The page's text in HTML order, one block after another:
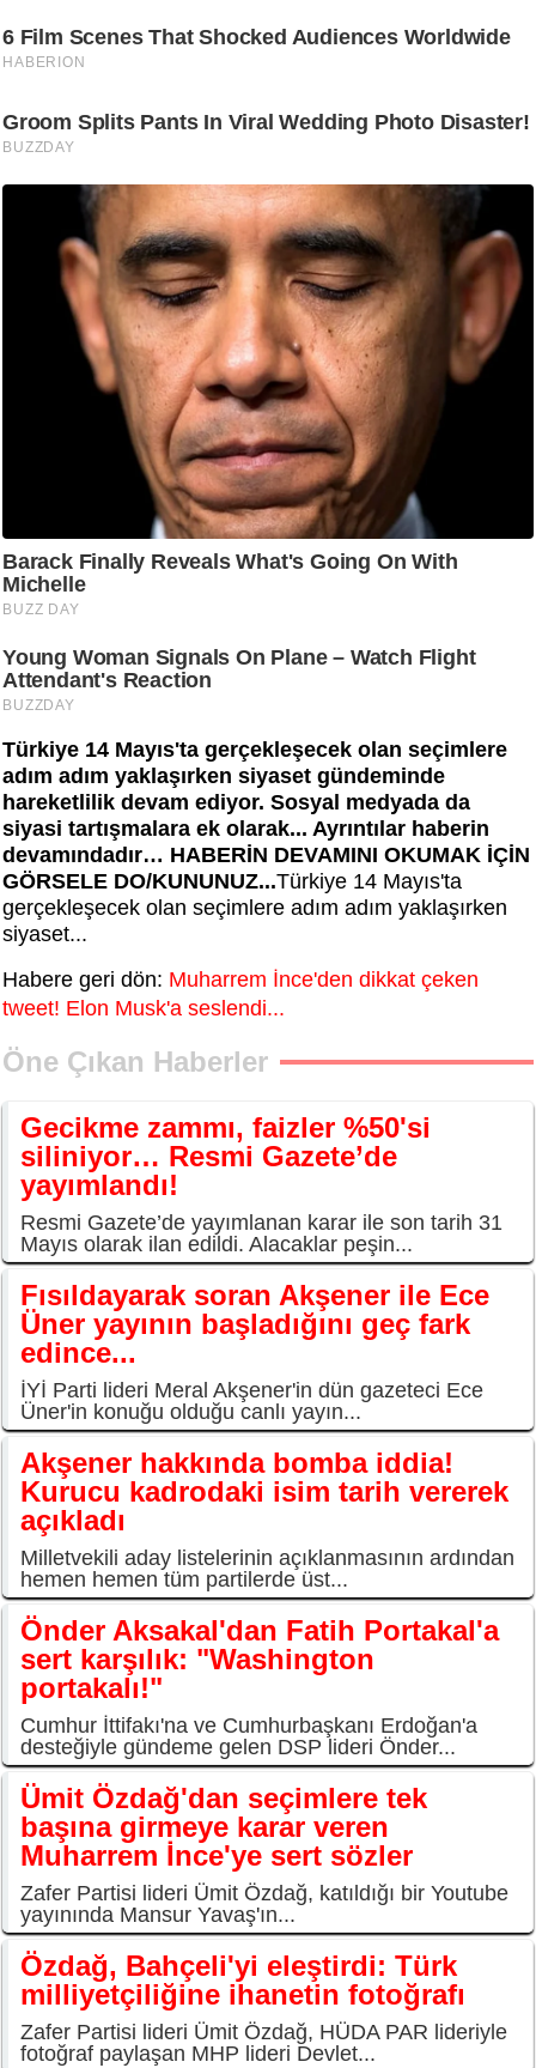
Türkiye 14 Mayıs'ta gerçekleşecek olan seçimlere
adım adım yaklaşırken siyaset gündeminde
hareketlilik devam ediyor. Sosyal medyada da
siyasi tartışmalara ek olarak... Ayrıntılar haberin
devamındadır… HABERİN DEVAMINI OKUMAK İÇİN
GÖRSELE DO/KUNUNUZ...Türkiye 14 Mayıs'ta
gerçekleşecek olan seçimlere adım adım yaklaşırken
siyaset...
Habere geri dön: Muharrem İnce'den dikkat çeken
tweet! Elon Musk'a seslendi...
Öne Çıkan Haberler
Gecikme zammı, faizler %50'si
siliniyor… Resmi Gazete’de
yayımlandı!
Resmi Gazete’de yayımlanan karar ile son tarih 31
Mayıs olarak ilan edildi. Alacaklar peşin...
Fısıldayarak soran Akşener ile Ece
Üner yayının başladığını geç fark
edince...
İYİ Parti lideri Meral Akşener'in dün gazeteci Ece
Üner'in konuğu olduğu canlı yayın...
Akşener hakkında bomba iddia!
Kurucu kadrodaki isim tarih vererek
açıkladı
Milletvekili aday listelerinin açıklanmasının ardından
hemen hemen tüm partilerde üst...
Önder Aksakal'dan Fatih Portakal'a
sert karşılık: "Washington
portakalı!"
Cumhur İttifakı'na ve Cumhurbaşkanı Erdoğan'a
desteğiyle gündeme gelen DSP lideri Önder...
Ümit Özdağ'dan seçimlere tek
başına girmeye karar veren
Muharrem İnce'ye sert sözler
Zafer Partisi lideri Ümit Özdağ, katıldığı bir Youtube
yayınında Mansur Yavaş'ın...
Özdağ, Bahçeli'yi eleştirdi: Türk
milliyetçiliğine ihanetin fotoğrafı
Zafer Partisi lideri Ümit Özdağ, HÜDA PAR lideriyle
fotoğraf paylaşan MHP lideri Devlet...